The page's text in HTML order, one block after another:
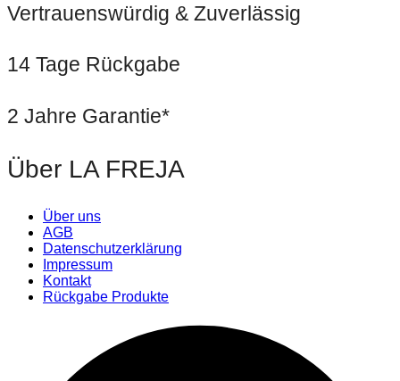
Vertrauenswürdig & Zuverlässig
14 Tage Rückgabe
2 Jahre Garantie*
Über LA FREJA
Über uns
AGB
Datenschutzerklärung
Impressum
Kontakt
Rückgabe Produkte